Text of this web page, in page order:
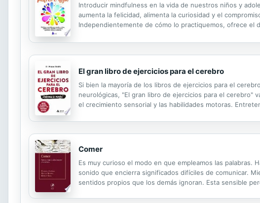
Introducir mindfulness en la vida de nuestros niños y
aumenta la felicidad, alimenta la curiosidad y el
Independientemente de cómo lo practiquemos, ofrece el
El gran libro de ejercicios para el cerebro
Si bien la mayoría de los libros de ejercicios para el
neurológicas, "El gran libro de ejercicios para el cerebro"
el crecimiento sensorial y las habilidades motoras.
Comer
Es muy curioso el modo en que empleamos las
sonido que encierra significados difíciles de comunicar.
sentidos propios que los demás ignoran. Esta sensible